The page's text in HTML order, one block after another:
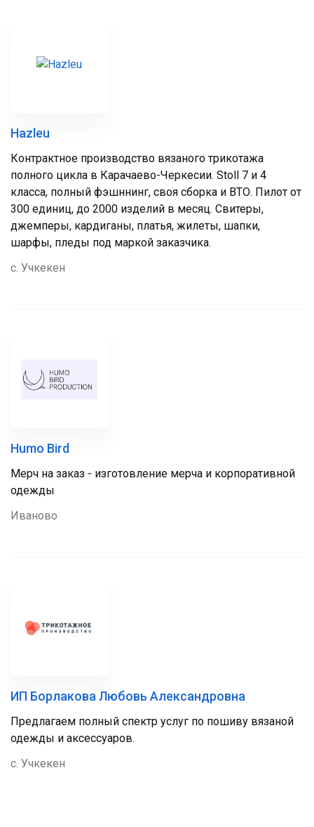
Hazleu
Контрактное производство вязаного трикотажа
полного цикла в Карачаево-Черкесии. Stoll 7 и 4
класса, полный фэшннинг, своя сборка и ВТО. Пилот от
300 единиц, до 2000 изделий в месяц. Свитеры,
джемперы, кардиганы, платья, жилеты, шапки,
шарфы, пледы под маркой заказчика.
с. Учкекен
Humo Bird
Мерч на заказ - изготовление мерча и корпоративной
одежды
Иваново
ИП Борлакова Любовь Александровна
Предлагаем полный спектр услуг по пошиву вязаной
одежды и аксессуаров.
с. Учкекен